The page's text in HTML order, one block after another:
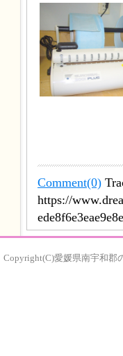
Comment(0)
https://
Copyright(C)愛媛県南宇和郡